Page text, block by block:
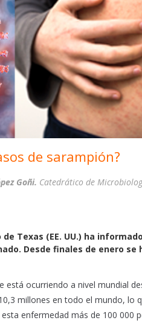
de sarampión?
Goñi. Catedrático de
Texas (EE. UU.) ha informado
Desde finales de enero
está ocurriendo a nivel mundial
millones en todo el mundo, lo
enfermedad más de 100 000